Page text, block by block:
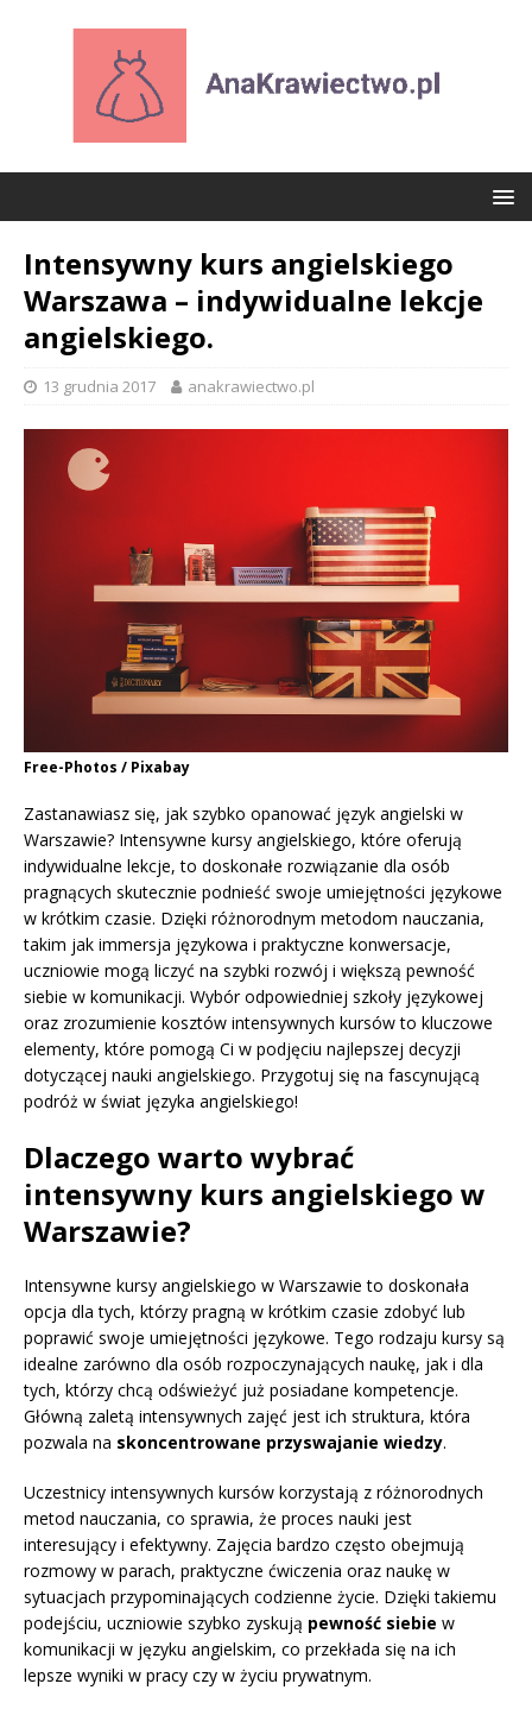
Intensywny kurs angielskiego
Warszawa – indywidualne lekcje
angielskiego.
13 grudnia 2017 anakrawiectwo.pl
Free-Photos / Pixabay
Zastanawiasz się, jak szybko opanować język angielski w
Warszawie? Intensywne kursy angielskiego, które oferują
indywidualne lekcje, to doskonałe rozwiązanie dla osób
pragnących skutecznie podnieść swoje umiejętności językowe
w krótkim czasie. Dzięki różnorodnym metodom nauczania,
takim jak immersja językowa i praktyczne konwersacje,
uczniowie mogą liczyć na szybki rozwój i większą pewność
siebie w komunikacji. Wybór odpowiedniej szkoły językowej
oraz zrozumienie kosztów intensywnych kursów to kluczowe
elementy, które pomogą Ci w podjęciu najlepszej decyzji
dotyczącej nauki angielskiego. Przygotuj się na fascynującą
podróż w świat języka angielskiego!
Dlaczego warto wybrać
intensywny kurs angielskiego w
Warszawie?
Intensywne kursy angielskiego w Warszawie to doskonała
opcja dla tych, którzy pragną w krótkim czasie zdobyć lub
poprawić swoje umiejętności językowe. Tego rodzaju kursy są
idealne zarówno dla osób rozpoczynających naukę, jak i dla
tych, którzy chcą odświeżyć już posiadane kompetencje.
Główną zaletą intensywnych zajęć jest ich struktura, która
pozwala na skoncentrowane przyswajanie wiedzy.
Uczestnicy intensywnych kursów korzystają z różnorodnych
metod nauczania, co sprawia, że proces nauki jest
interesujący i efektywny. Zajęcia bardzo często obejmują
rozmowy w parach, praktyczne ćwiczenia oraz naukę w
sytuacjach przypominających codzienne życie. Dzięki takiemu
podejściu, uczniowie szybko zyskują pewność siebie w
komunikacji w języku angielskim, co przekłada się na ich
lepsze wyniki w pracy czy w życiu prywatnym.